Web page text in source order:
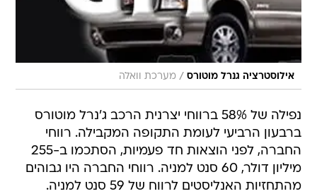
אילוסטרציה גנרל מוטורס / מערכת וואלה
נפילה של 58% ברווחי יצרנית הרכב ג'נרל מוטורס
ברבעון הרביעי לעומת התקופה המקבילה. רווחי
החברה, לפני הוצאות חד פעמיות, הסתכמו ב-255
מיליון דולר, 60 סנט למניה. רווחי החברה היו גבוהים
מהתחזיות האנליסטים לרווח של 59 סנט למניה.